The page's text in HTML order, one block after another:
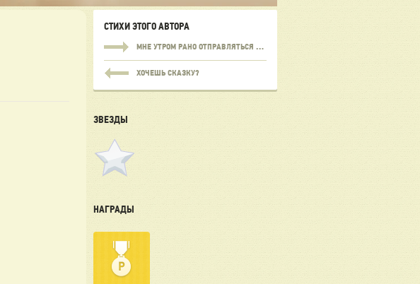
СТИХИ ЭТОГО АВТОРА
МНЕ УТРОМ РАНО ОТПРАВЛЯТЬСЯ В ПУТЬ
​ХОЧЕШЬ СКАЗКУ?
ЗВЕЗДЫ
НАГРАДЫ